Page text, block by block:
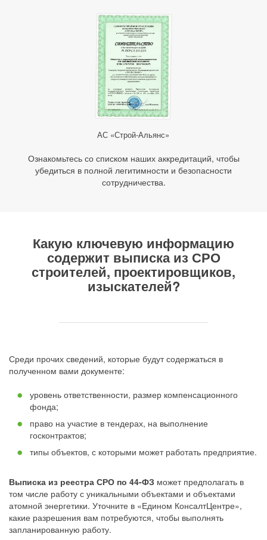
АС «Строй-Альянс»
Ознакомьтесь со списком наших аккредитаций, чтобы
убедиться в полной легитимности и безопасности
сотрудничества.
Какую ключевую информацию
содержит выписка из СРО
строителей, проектировщиков,
изыскателей?
Среди прочих сведений, которые будут содержаться в
полученном вами документе:
уровень ответственности, размер компенсационного
фонда;
право на участие в тендерах, на выполнение
госконтрактов;
типы объектов, с которыми может работать предприятие.
Выписка из реестра СРО по 44-ФЗ может предполагать в
том числе работу с уникальными объектами и объектами
атомной энергетики. Уточните в «Едином КонсалтЦентре»,
какие разрешения вам потребуются, чтобы выполнять
запланированную работу.